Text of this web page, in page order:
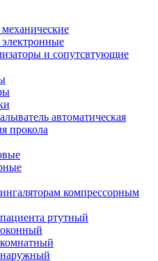
и сопутсвтующие
автоматическая
прокола
компрессорным
ртутный